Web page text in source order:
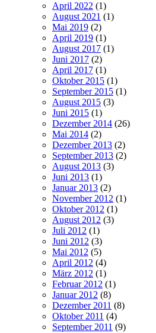
April 2022 (1)
August 2021 (1)
Mai 2019 (2)
April 2019 (1)
August 2017 (1)
Juni 2017 (2)
April 2017 (1)
Oktober 2015 (1)
September 2015 (1)
August 2015 (3)
Juni 2015 (1)
Dezember 2014 (26)
Mai 2014 (2)
Dezember 2013 (2)
September 2013 (2)
August 2013 (3)
Juni 2013 (1)
Januar 2013 (2)
November 2012 (1)
Oktober 2012 (1)
August 2012 (3)
Juli 2012 (1)
Juni 2012 (3)
Mai 2012 (5)
April 2012 (4)
März 2012 (1)
Februar 2012 (1)
Januar 2012 (8)
Dezember 2011 (8)
Oktober 2011 (4)
September 2011 (9)